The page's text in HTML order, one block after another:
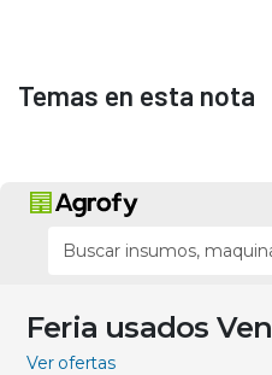
Temas en esta nota
Feria usados
Ver ofertas